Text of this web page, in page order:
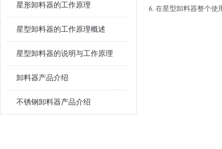
星形卸料器的工作原理
星型卸料器的工作原理概述
星型卸料器的说明与工作原理
卸料器产品介绍
不锈钢卸料器产品介绍
6. 在星型卸料器整个使